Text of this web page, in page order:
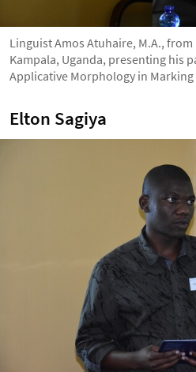
Linguist Amos Atuhaire, M.A.,
Kampala, Uganda, presenting his
Applicative Morphology in
Elton Sagiya